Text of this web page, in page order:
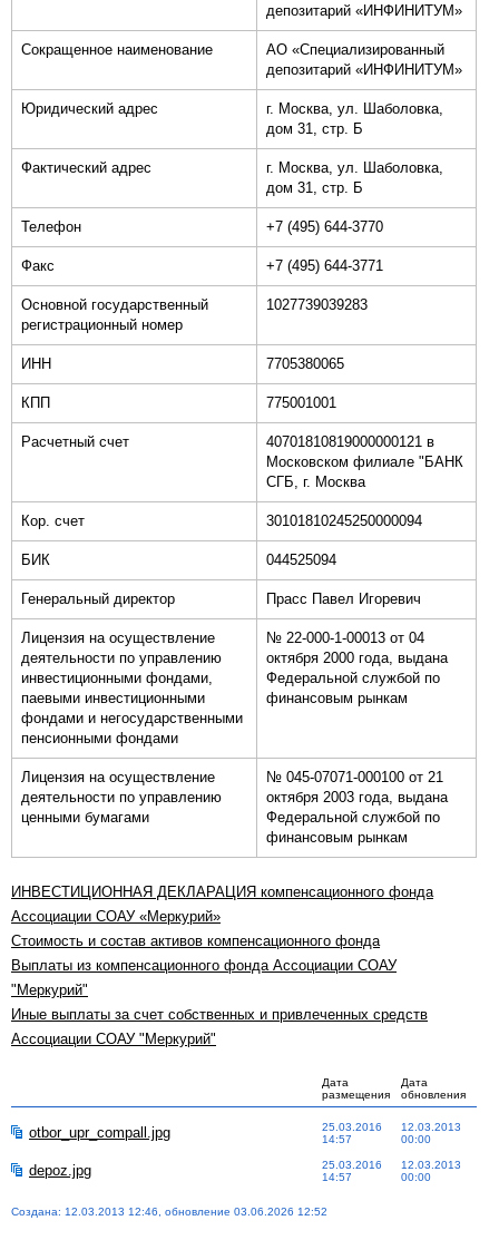
депозитарий «ИНФИНИТУМ»
Сокращенное наименование
АО «Специализированный
депозитарий «ИНФИНИТУМ»
Юридический адрес
г. Москва, ул. Шаболовка,
дом 31, стр. Б
Фактический адрес
г. Москва, ул. Шаболовка,
дом 31, стр. Б
Телефон +7 (495) 644-3770
Факс +7 (495) 644-3771
Основной государственный
регистрационный номер
1027739039283
ИНН 7705380065
КПП 775001001
Расчетный счет
40701810819000000121 в
Московском филиале "БАНК
СГБ, г. Москва
Кор. счет 30101810245250000094
БИК 044525094
Генеральный директор Прасс Павел Игоревич
Лицензия на осуществление
деятельности по управлению
инвестиционными фондами,
паевыми инвестиционными
фондами и негосударственными
пенсионными фондами
№ 22-000-1-00013 от 04
октября 2000 года, выдана
Федеральной службой по
финансовым рынкам
Лицензия на осуществление
деятельности по управлению
ценными бумагами
№ 045-07071-000100 от 21
октября 2003 года, выдана
Федеральной службой по
финансовым рынкам
ИНВЕСТИЦИОННАЯ ДЕКЛАРАЦИЯ компенсационного фонда
Ассоциации СОАУ «Меркурий»
Стоимость и состав активов компенсационного фонда
Выплаты из компенсационного фонда Ассоциации СОАУ
"Меркурий"
Иные выплаты за счет собственных и привлеченных средств
Ассоциации СОАУ "Меркурий"
Дата
размещения
Дата
обновления
otbor_upr_compall.jpg
25.03.2016
14:57
12.03.2013
00:00
depoz.jpg
25.03.2016
14:57
12.03.2013
00:00
Создана: 12.03.2013 12:46, обновление 03.06.2026 12:52